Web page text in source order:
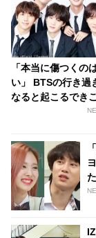
「本当に傷つくの
い」 BTSの行き過
なると起こるでき
質ユーザーの対処